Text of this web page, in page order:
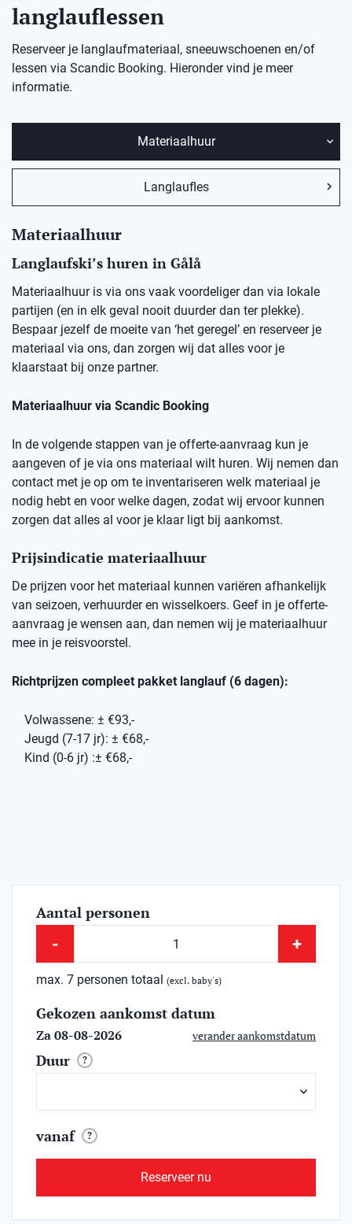
langlauflessen
Reserveer je langlaufmateriaal, sneeuwschoenen en/of
lessen via Scandic Booking. Hieronder vind je meer
informatie.
Materiaalhuur
Langlaufles
Materiaalhuur
Langlaufski’s huren in Gålå
Materiaalhuur is via ons vaak voordeliger dan via lokale
partijen (en in elk geval nooit duurder dan ter plekke).
Bespaar jezelf de moeite van ‘het geregel’ en reserveer je
materiaal via ons, dan zorgen wij dat alles voor je
klaarstaat bij onze partner.
Materiaalhuur via Scandic Booking
In de volgende stappen van je offerte-aanvraag kun je
aangeven of je via ons materiaal wilt huren. Wij nemen dan
contact met je op om te inventariseren welk materiaal je
nodig hebt en voor welke dagen, zodat wij ervoor kunnen
zorgen dat alles al voor je klaar ligt bij aankomst.
Prijsindicatie materiaalhuur
De prijzen voor het materiaal kunnen variëren afhankelijk
van seizoen, verhuurder en wisselkoers. Geef in je offerte-
aanvraag je wensen aan, dan nemen wij je materiaalhuur
mee in je reisvoorstel.
Richtprijzen compleet pakket langlauf (6 dagen):
Volwassene: ± €93,-
Jeugd (7-17 jr): ± €68,-
Kind (0-6 jr) :± €68,-
Aantal personen
- +
max. 7 personen totaal (excl. baby's)
Gekozen aankomst datum
Za 08-08-2026 verander aankomstdatum
Duur ?
vanaf ?
Reserveer nu